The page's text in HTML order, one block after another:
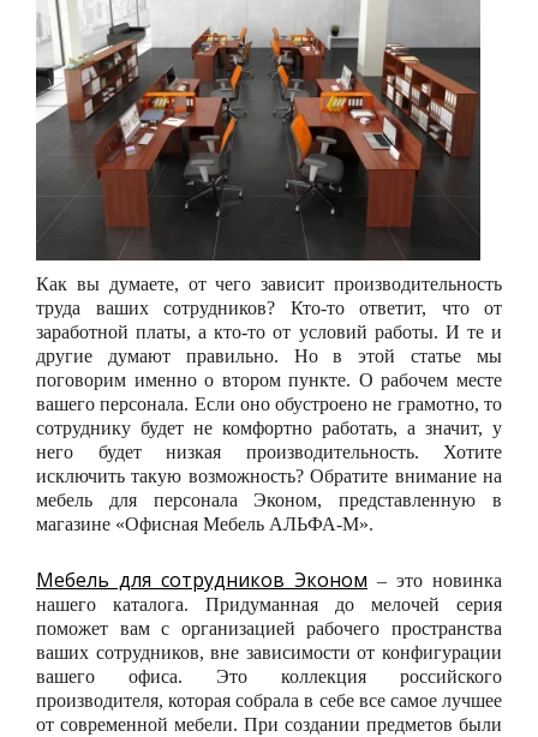
Как вы думаете, от чего зависит производительность
труда ваших сотрудников? Кто-то ответит, что от
заработной платы, а кто-то от условий работы. И те и
другие думают правильно. Но в этой статье мы
поговорим именно о втором пункте. О рабочем месте
вашего персонала. Если оно обустроено не грамотно, то
сотруднику будет не комфортно работать, а значит, у
него будет низкая производительность. Хотите
исключить такую возможность? Обратите внимание на
мебель для персонала Эконом, представленную в
магазине «Офисная Мебель АЛЬФА-М».
Мебель для сотрудников Эконом – это новинка
нашего каталога. Придуманная до мелочей серия
поможет вам с организацией рабочего пространства
ваших сотрудников, вне зависимости от конфигурации
вашего офиса. Это коллекция российского
производителя, которая собрала в себе все самое лучшее
от современной мебели. При создании предметов были